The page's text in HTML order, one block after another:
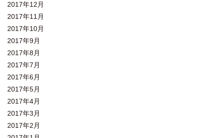
2017年12月
2017年11月
2017年10月
2017年9月
2017年8月
2017年7月
2017年6月
2017年5月
2017年4月
2017年3月
2017年2月